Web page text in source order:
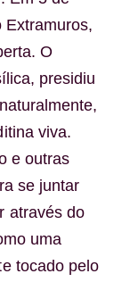
Extramuros,
O
presidiu
viva.
e outras
se juntar
através do
uma
tocado pelo